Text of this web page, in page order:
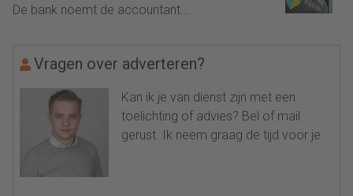
De bank noemt de accountant...
Vragen over adverteren?
Kan ik je van dienst zijn met een
toelichting of advies? Bel of mail
gerust. Ik neem graag de tijd voor je.